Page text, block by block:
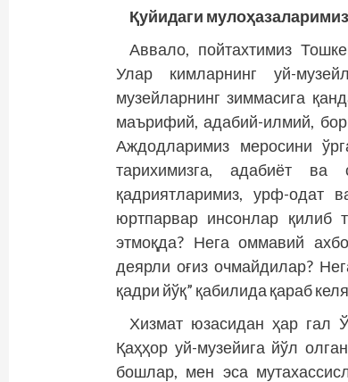
Қуйидаги
Аввало, пойтахтимиз
Улар кимларнинг уй-
музейларнинг зиммасига
маърифий, адабий-илмий,
Аждодларимиз меросини
тарихимизга, адабиёт ва
қадриятларимиз, урф-одат
юртпарвар инсонлар қилиб
этмоқда? Нега оммавий
деярли оғиз очмайдилар?
қадри йўқ” қабилида қараб
Хизмат юзасидан ҳар гал
Қаҳҳор уй-музейига йўл
бошлар, мен эса